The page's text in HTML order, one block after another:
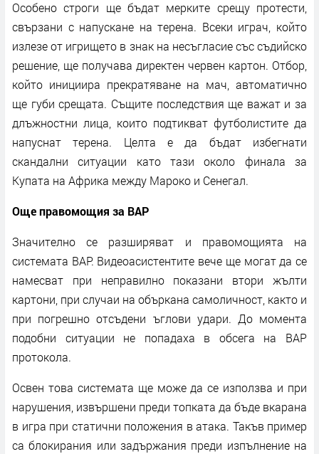
Особено строги ще бъдат мерките срещу протести,
свързани с напускане на терена. Всеки играч, който
излезе от игрището в знак на несъгласие със съдийско
решение, ще получава директен червен картон. Отбор,
който инициира прекратяване на мач, автоматично
ще губи срещата. Същите последствия ще важат и за
длъжностни лица, които подтикват футболистите да
напуснат терена. Целта е да бъдат избегнати
скандални ситуации като тази около финала за
Купата на Африка между Мароко и Сенегал.
Още правомощия за ВАР
Значително се разширяват и правомощията на
системата ВАР. Видеоасистентите вече ще могат да се
намесват при неправилно показани втори жълти
картони, при случаи на объркана самоличност, както и
при погрешно отсъдени ъглови удари. До момента
подобни ситуации не попадаха в обсега на ВАР
протокола.
Освен това системата ще може да се използва и при
нарушения, извършени преди топката да бъде вкарана
в игра при статични положения в атака. Такъв пример
са блокирания или задържания преди изпълнение на